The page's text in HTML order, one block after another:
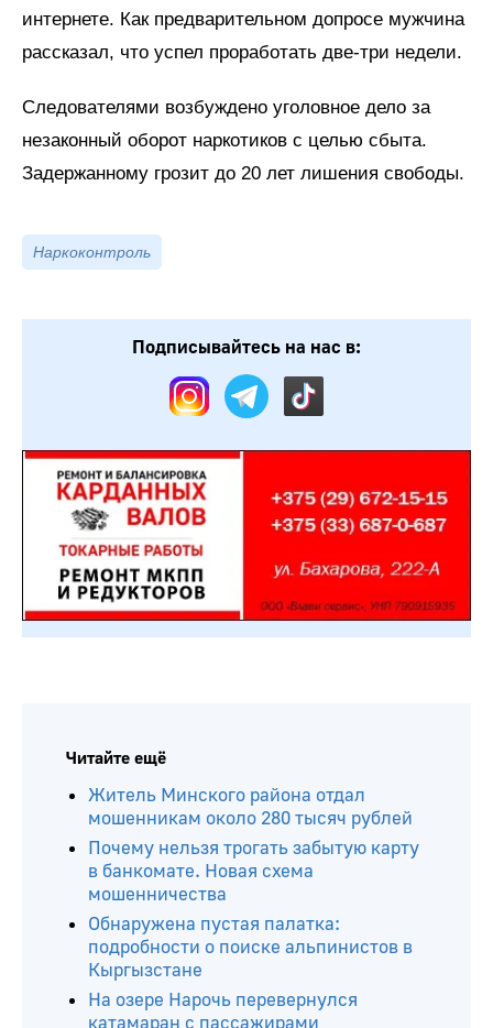
интернете. Как предварительном допросе мужчина
рассказал, что успел проработать две-три недели.
Следователями возбуждено уголовное дело за
незаконный оборот наркотиков с целью сбыта.
Задержанному грозит до 20 лет лишения свободы.
Наркоконтроль
Подписывайтесь на нас в:
Читайте ещё
Житель Минского района отдал
мошенникам около 280 тысяч рублей
Почему нельзя трогать забытую карту
в банкомате. Новая схема
мошенничества
Обнаружена пустая палатка:
подробности о поиске альпинистов в
Кыргызстане
На озере Нарочь перевернулся
катамаран с пассажирами